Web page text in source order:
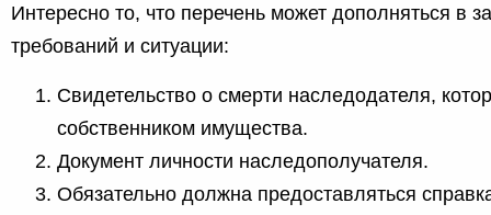
Интересно то, что перечень может дополняться в
требований и ситуации:
Свидетельство о смерти наследодателя,
собственником имущества.
Документ личности наследополучателя.
Обязательно должна предоставляться